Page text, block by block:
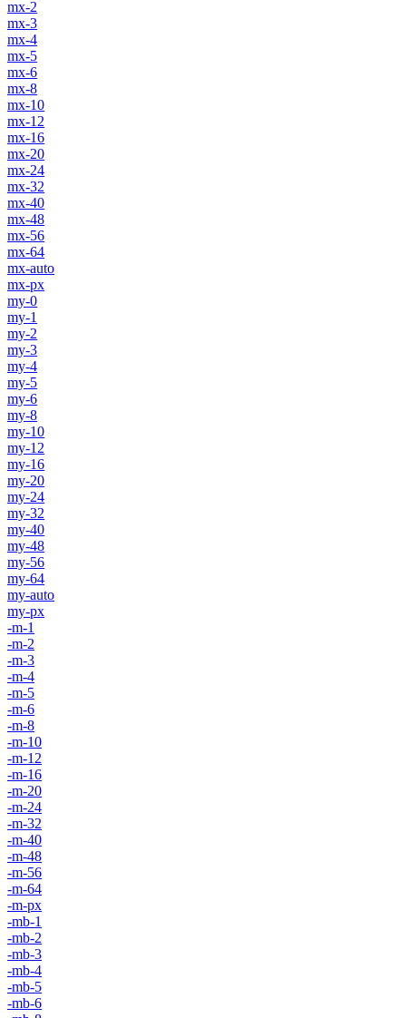
mx-2
mx-3
mx-4
mx-5
mx-6
mx-8
mx-10
mx-12
mx-16
mx-20
mx-24
mx-32
mx-40
mx-48
mx-56
mx-64
mx-auto
mx-px
my-0
my-1
my-2
my-3
my-4
my-5
my-6
my-8
my-10
my-12
my-16
my-20
my-24
my-32
my-40
my-48
my-56
my-64
my-auto
my-px
-m-1
-m-2
-m-3
-m-4
-m-5
-m-6
-m-8
-m-10
-m-12
-m-16
-m-20
-m-24
-m-32
-m-40
-m-48
-m-56
-m-64
-m-px
-mb-1
-mb-2
-mb-3
-mb-4
-mb-5
-mb-6